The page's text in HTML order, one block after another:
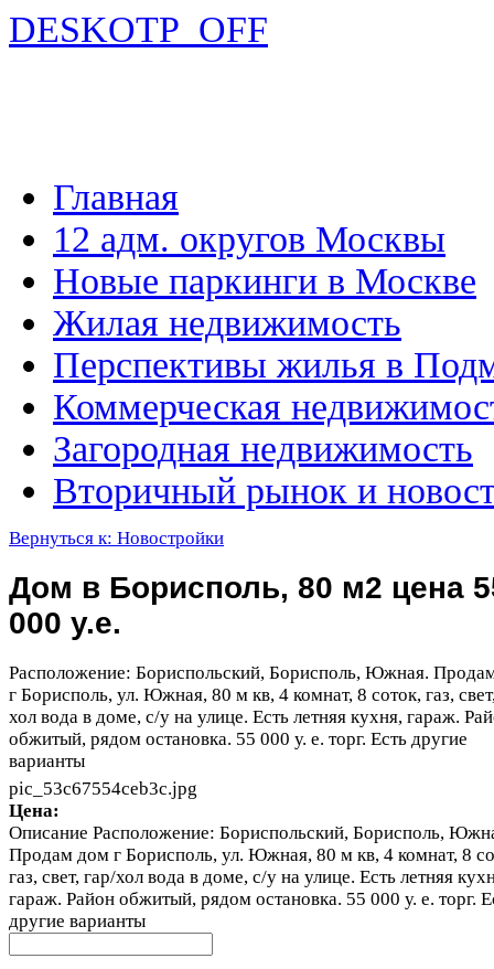
DESKOTP_OFF
Главная
12 адм. округов Москвы
Новые паркинги в Москве
Жилая недвижимость
Перспективы жилья в
Коммерческая
Загородная недвижимость
Вторичный рынок и
Вернуться к: Новостройки
Дом в Борисполь, 80 м2 цена
000 у.е.
Расположение: Бориспольский, Борисполь, Южная.
г Борисполь, ул. Южная, 80 м кв, 4 комнат, 8 соток, газ,
хол вода в доме, с/у на улице. Есть летняя кухня, гараж.
обжитый, рядом остановка. 55 000 у. е. торг. Есть другие
варианты
pic_53c67554ceb3c.jpg
Цена:
Описание Расположение: Бориспольский, Борисполь,
Продам дом г Борисполь, ул. Южная, 80 м кв, 4 комнат, 8
газ, свет, гар/хол вода в доме, с/у на улице. Есть летняя
гараж. Район обжитый, рядом остановка. 55 000 у. е. торг.
другие варианты